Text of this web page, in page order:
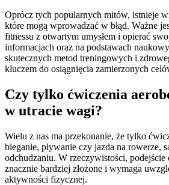
Oprócz tych popularnych mitów, istnieje
które mogą wprowadzać w błąd. Ważne
fitnessu z otwartym umysłem i opierać
informacjach oraz na podstawach
skutecznych metod treningowych i
kluczem do osiągnięcia zamierzonych
Czy tylko ćwiczenia
w utracie wagi?
Wielu z nas ma przekonanie, że tylko
bieganie, pływanie czy jazda na rowerze,
odchudzaniu. W rzeczywistości, podejście
znacznie bardziej złożone i wymaga
aktywności fizycznej.